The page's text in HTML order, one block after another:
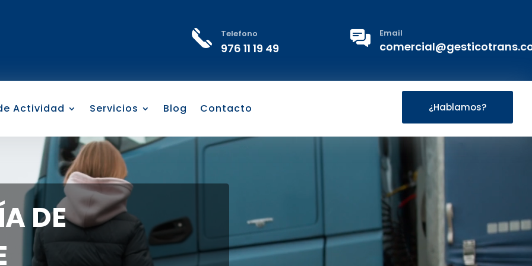
Telefono
976 11 19 49
Email
Actividad Servicios Blog Contacto ¿Hablamos?
DE